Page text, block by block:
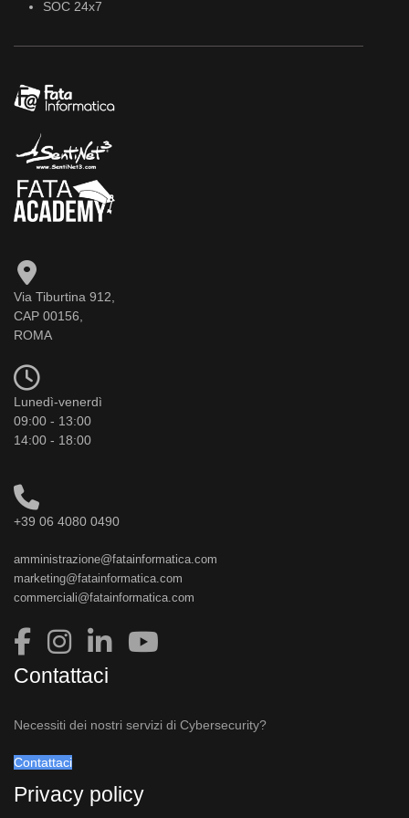
SOC 24x7
Via Tiburtina 912,
CAP 00156,
ROMA
Lunedì-venerdì
09:00 - 13:00
14:00 - 18:00
+39 06 4080 0490
amministrazione@fatainformatica.com
marketing@fatainformatica.com
commerciali@fatainformatica.com
Contattaci
Necessiti dei nostri servizi di Cybersecurity?
Contattaci
Privacy policy